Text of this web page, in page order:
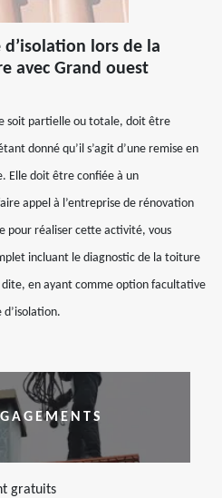
d’isolation lors de la
avec Grand ouest
soit partielle ou totale, doit être
donné qu’il s’agit d’une remise en
Elle doit être confiée à un
appel à l’entreprise de rénovation
pour réaliser cette activité, vous
incluant le diagnostic de la toiture
en ayant comme option facultative
gratuits